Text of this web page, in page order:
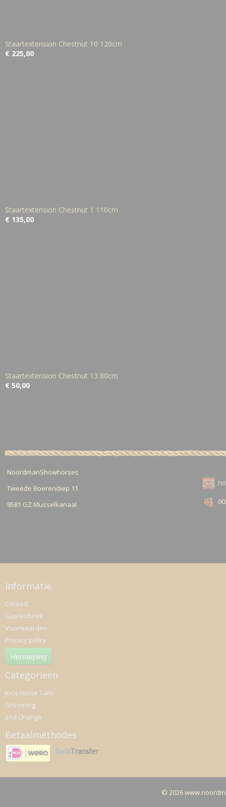
Staartextension Chestnut 10 120cm
€ 225,00
Staartextension Chestnut 1 110cm
€ 135,00
Staartextension Chestnut 13 80cm
€ 50,00
NoordmanShowhorses
Tweede Boerendiep 11
9581 GZ Musselkanaal
Informatie
Contact
Gastenboek
Voorwaarden
Privacy policy
Herroeping
Categorieën
Joca Horse Tails
Grooming
2nd Change
Betaalmethodes
© 2026